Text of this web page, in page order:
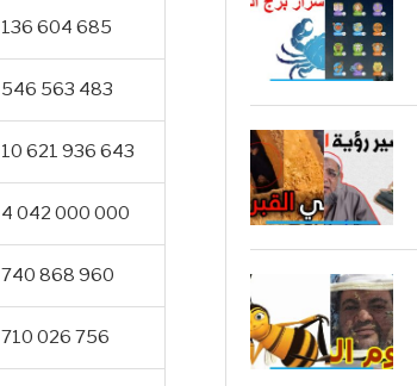
136 604 685
546 563 483
10 621 936 643
4 042 000 000
740 868 960
710 026 756